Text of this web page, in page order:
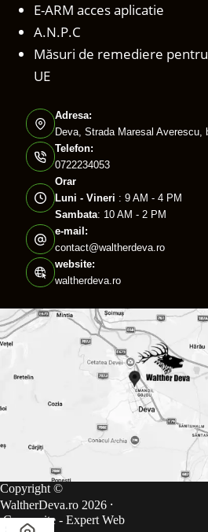
E-ARM acces aplicatie
A.N.P.C
Măsuri de remediere
UE
Adresa:
Deva, Strada Maresal Averescu,
Telefon:
0722234053
Orar
Luni - Vineri : 9 AM - 4 PM
Sambata: 10 AM - 2 PM
e-mail:
contact@waltherdeva.ro
website:
waltherdeva.ro
Copyright ©
WaltherDeva.ro 2026 ⸱
Creare site - Expert Web